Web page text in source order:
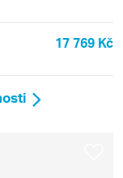
17 769 Kč